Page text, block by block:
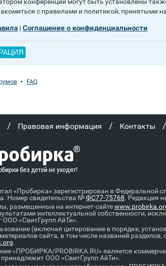
с правилами и политикой, принятыми
| Соглашение о конфиденциальности
• FAQ
/ Правовая информация / Контакты /
«Пробирка» зарегистрирован в
Номер свидетельства №ФС77-75768. Редакция
размещенные на интернет-сайте
интеллектуальной собственности,
ООО «СвитГрупп АйТи».
(включая цитирование в порядке,
сайта, в том числе названий
.
«ПРОБИРКА/PROBIRKA.RU» является
ООО «СвитГрупп АйТи».